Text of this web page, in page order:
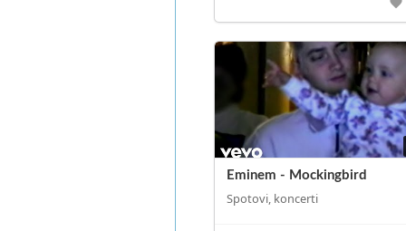
Eminem - Mockingbird
Spotovi, koncerti